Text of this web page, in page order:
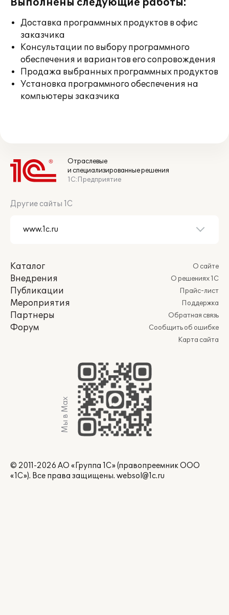
Выполнены следующие работы:
Доставка программных продуктов в офис
заказчика
Консультации по выбору программного
обеспечения и вариантов его сопровождения
Продажа выбранных программных продуктов
Установка программного обеспечения на
компьютеры заказчика
Отраслевые
и специализированные решения
1С:Предприятие
Другие сайты 1С
Каталог
Внедрения
Публикации
Мероприятия
Партнеры
Форум
О сайте
О решениях 1С
Прайс-лист
Поддержка
Обратная связь
Сообщить об ошибке
Карта сайта
Мы в Max
© 2011-2026 АО «Группа 1С» (правопреемник ООО
«1С»). Все права защищены. websol@1c.ru